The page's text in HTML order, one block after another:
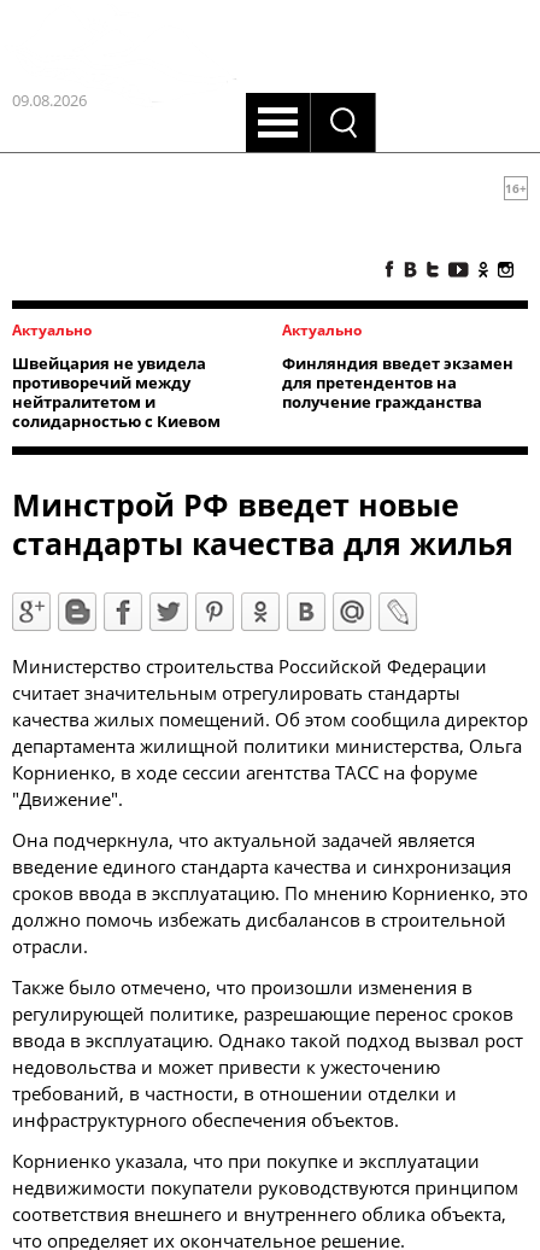
09.08.2026
16+
Актуально
Швейцария не увидела
противоречий между
нейтралитетом и
солидарностью с Киевом
Актуально
Финляндия введет экзамен
для претендентов на
получение гражданства
Минстрой РФ введет новые
стандарты качества для жилья
Министерство строительства Российской Федерации
считает значительным отрегулировать стандарты
качества жилых помещений. Об этом сообщила директор
департамента жилищной политики министерства, Ольга
Корниенко, в ходе сессии агентства ТАСС на форуме
"Движение".
Она подчеркнула, что актуальной задачей является
введение единого стандарта качества и синхронизация
сроков ввода в эксплуатацию. По мнению Корниенко, это
должно помочь избежать дисбалансов в строительной
отрасли.
Также было отмечено, что произошли изменения в
регулирующей политике, разрешающие перенос сроков
ввода в эксплуатацию. Однако такой подход вызвал рост
недовольства и может привести к ужесточению
требований, в частности, в отношении отделки и
инфраструктурного обеспечения объектов.
Корниенко указала, что при покупке и эксплуатации
недвижимости покупатели руководствуются принципом
соответствия внешнего и внутреннего облика объекта,
что определяет их окончательное решение.